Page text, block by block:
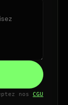
nos CGU